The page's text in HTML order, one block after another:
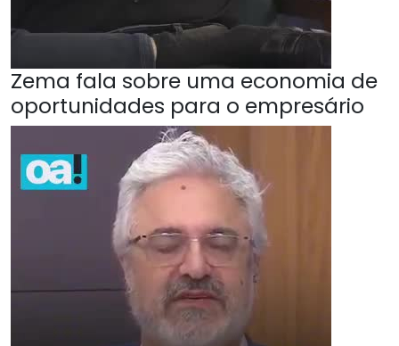
Zema fala sobre uma economia de
oportunidades para o empresário